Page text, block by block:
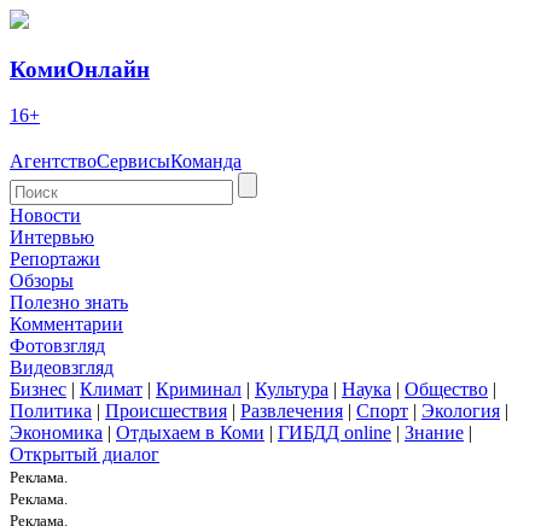
КомиОнлайн
16+
АгентствоСервисыКоманда
Новости
Интервью
Репортажи
Обзоры
Полезно знать
Комментарии
Фотовзгляд
Видеовзгляд
Бизнес | Климат | Криминал | Культура | Наука | Общество |
Политика | Происшествия | Развлечения | Спорт | Экология |
Экономика | Отдыхаем в Коми | ГИБДД online | Знание |
Открытый диалог
Реклама.
Реклама.
Реклама.